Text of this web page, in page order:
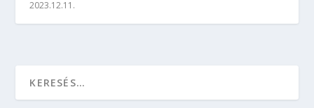
2023.12.11.